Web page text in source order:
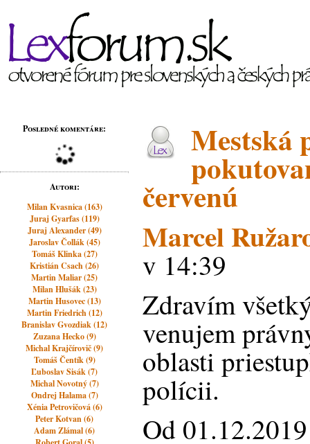
Posledné komentáre:
Autori:
Milan Kvasnica (163)
Juraj Gyarfas (119)
Juraj Alexander (49)
Jaroslav Čollák (45)
Tomáš Klinka (27)
Kristián Csach (26)
Martin Maliar (25)
Milan Hlušák (23)
Martin Husovec (13)
Martin Friedrich (12)
Branislav Gvozdiak (12)
Zuzana Hecko (9)
Michal Krajčírovič (9)
Tomáš Čentík (9)
Ľuboslav Sisák (7)
Michal Novotný (7)
Ondrej Halama (7)
Xénia Petrovičová (6)
Peter Kotvan (6)
Adam Zlámal (6)
Mestská
červenú
Marcel
v 14:39
Zdravím
venujem
oblasti
polícii.
Od